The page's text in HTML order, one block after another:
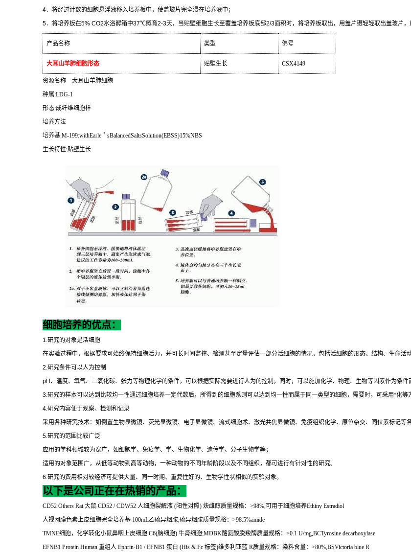
4．将经过计数的细胞悬浮液移入培养板中，使盖玻片完全浸在培养液中；
5．将培养板在5% CO2水浴孵箱中37℃孵育2-3天，当贴壁细胞生长至覆盖培养板底部2/3面积时，将培养板取出，用盖片镊轻轻取出盖玻片
产品名称 类型 佛号
大耳山羊肺细胞形态 贴壁生长 CSX4149
资源名称 大耳山羊肺细胞
种属:LDG-1
形态:成纤维细胞样
培养方法
培养基:M-199:withEarle ＇ sBalancedSaltsSolution(EBSS)15%NBS
生长特性:贴壁生长
细胞培养的优点：
1. 研究的对象是活细胞
在实验过程中，根据要求可始终保持细胞活力，并可长时间监控、检测甚至定量评估一部分活细胞的情况，包括活细胞的形态、结构、生命活动
2. 研究条件可以人为控制
pH、温度、氧气、二氧化碳、张力等物理化学的条件，可以根据实际需要进行人为的控制，同时，可以施加化学、物理、生物等因素作为条件
3. 研究的样本可以达到比较均一性通过细胞培养一定代数后，所得到的细胞系则可以达到均一性而属于同一类型的细胞，需要时，可采用*化等
4. 研究内容便于观察、检测和记录
采用各种研究技术：如倒置生物显微镜、荧光显微镜、电子显微镜、流式细胞术、激光共焦显微镜、免疫组织化学、原位杂交、同位素标记等
5. 研究的范围比较广泛
应用的学科领域较为宽广，如细胞学、免疫学、学、生物化学、遗传学、分子生物学等；
适用的对象范围广，从低等动物到高等动物，一种动物的不同年龄阶段以及不同组织，都可进行有针对性的研究。
6. 研究的费用相对较经济可提供大量、同一时期、重复性好的、生物学性状相似的实验对象。
以下是公司正在在热销的产品：
CD52 Others Rat 大鼠 CD52 / CDW52 人细胞裂解液 (阳性对照) 炔雌醇质量规格： >98%, 可用于细胞培养Ethiny Estradiol
人视网膜色素上皮细胞完全培养基 100mL乙硫异烟胺 硫异烟胺质量规格： >98.5%amide
TMNE细胞，化学转化小鼠鼻咽上皮细胞 C6(脑细胞) 牛肾细胞;MDBK酪氨酸脱羧酶质量规格： >0.1 U/mg,BCTyrosine decarboxylase
EFNB1 Protein Human 重组人 Ephrin-B1 / EFNB1 蛋白 (His & Fc 标签)维多利亚蓝 R质量规格：染料含量： >80%,BSVictoria blue R